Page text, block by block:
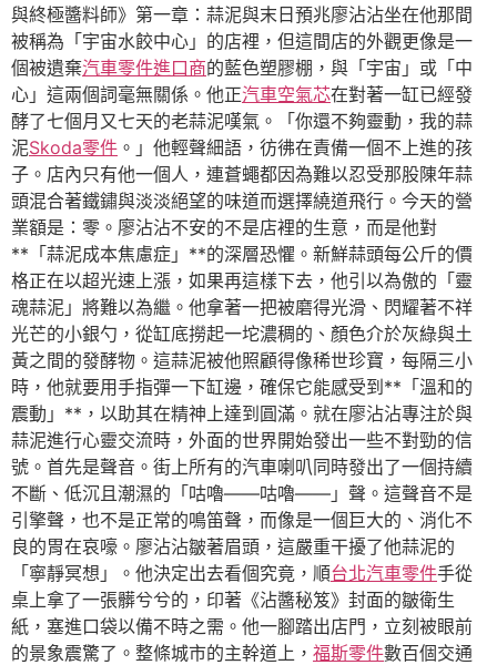
與終極醬料師》第一章：蒜泥與末日預兆廖沾沾坐在他那間
被稱為「宇宙水餃中心」的店裡，但這間店的外觀更像是一
個被遺棄汽車零件進口商的藍色塑膠棚，與「宇宙」或「中
心」這兩個詞毫無關係。他正汽車空氣芯在對著一缸已經發
酵了七個月又七天的老蒜泥嘆氣。「你還不夠靈動，我的蒜
泥Skoda零件 。」他輕聲細語，彷彿在責備一個不上進的孩
子。店內只有他一個人，連蒼蠅都因為難以忍受那股陳年蒜
頭混合著鐵鏽與淡淡絕望的味道而選擇繞道飛行。今天的營
業額是：零。廖沾沾不安的不是店裡的生意，而是他對
**「蒜泥成本焦慮症」**的深層恐懼。新鮮蒜頭每公斤的價
格正在以超光速上漲，如果再這樣下去，他引以為傲的「靈
魂蒜泥」將難以為繼。他拿著一把被磨得光滑、閃耀著不祥
光芒的小銀勺，從缸底撈起一坨濃稠的、顏色介於灰綠與土
黃之間的發酵物。這蒜泥被他照顧得像稀世珍寶，每隔三小
時，他就要用手指彈一下缸邊，確保它能感受到**「溫和的
震動」**，以助其在精神上達到圓滿。就在廖沾沾專注於與
蒜泥進行心靈交流時，外面的世界開始發出一些不對勁的信
號。首先是聲音。街上所有的汽車喇叭同時發出了一個持續
不斷、低沉且潮濕的「咕嚕——咕嚕——」聲。這聲音不是
引擎聲，也不是正常的鳴笛聲，而像是一個巨大的、消化不
良的胃在哀嚎。廖沾沾皺著眉頭，這嚴重干擾了他蒜泥的
「寧靜冥想」。他決定出去看個究竟，順台北汽車零件手從
桌上拿了一張髒兮兮的，印著《沾醬秘笈》封面的皺衛生
紙，塞進口袋以備不時之需。他一腳踏出店門，立刻被眼前
的景象震驚了。整條城市的主幹道上， 福斯零件數百個交通